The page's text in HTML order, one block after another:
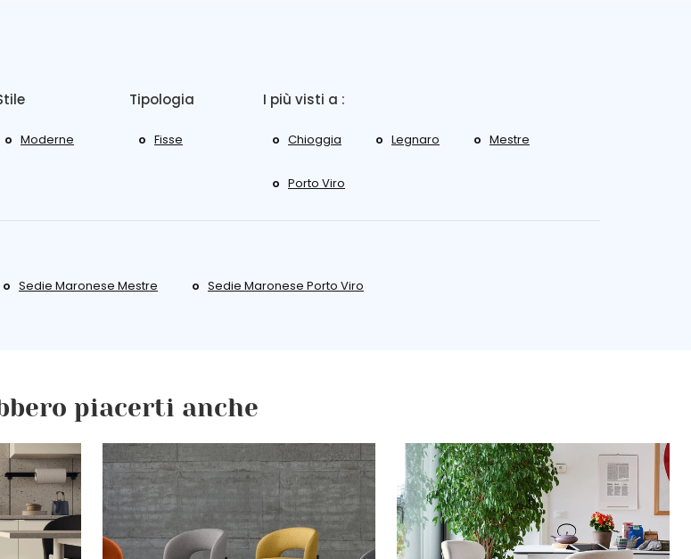
Moderne
Tipologia
Fisse
I più visti a :
Chioggia Legnaro Mestre
Porto Viro
Sedie Maronese Mestre Sedie Maronese Porto Viro
piacerti anche